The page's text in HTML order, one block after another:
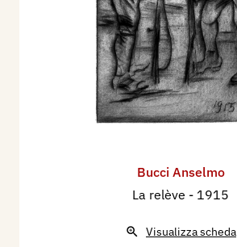
Bucci Anselmo
La relève - 1915
Visualizza scheda